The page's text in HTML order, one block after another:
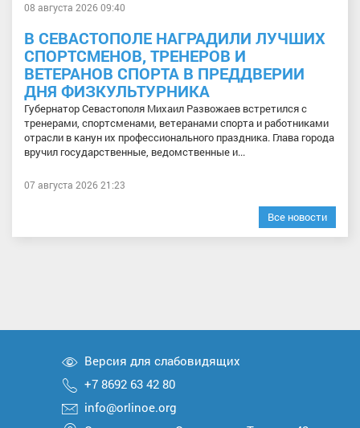
08 августа 2026 09:40
В СЕВАСТОПОЛЕ НАГРАДИЛИ ЛУЧШИХ
СПОРТСМЕНОВ, ТРЕНЕРОВ И
ВЕТЕРАНОВ СПОРТА В ПРЕДДВЕРИИ
ДНЯ ФИЗКУЛЬТУРНИКА
Губернатор Севастополя Михаил Развожаев встретился с
тренерами, спортсменами, ветеранами спорта и работниками
отрасли в канун их профессионального праздника. Глава города
вручил государственные, ведомственные и...
07 августа 2026 21:23
Все новости
Версия для слабовидящих
+7 8692 63 42 80
info@orlinoe.org